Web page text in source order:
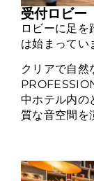
受付ロビー
ロビーに足
は始まってい
クリアで自然
中ホテル内の
質な音空間を